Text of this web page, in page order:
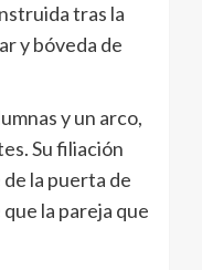
tras la
y bóveda de
y un arco,
Su filiación
la puerta de
la pareja que